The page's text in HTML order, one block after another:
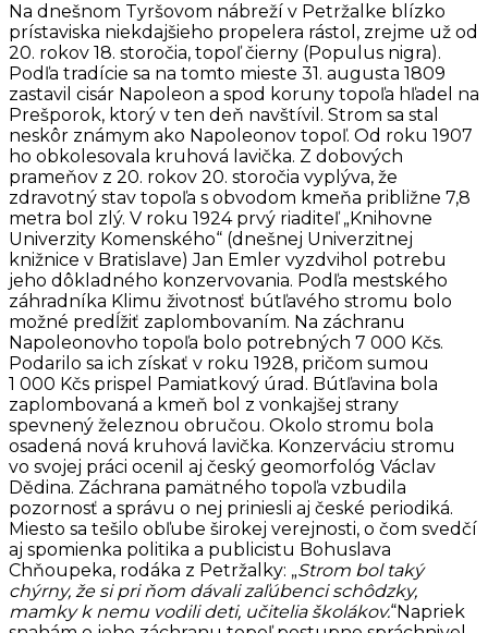
Na dnešnom Tyršovom nábreží v Petržalke blízko
prístaviska niekdajšieho propelera rástol, zrejme už od
20. rokov 18. storočia, topoľ čierny (Populus nigra).
Podľa tradície sa na tomto mieste 31. augusta 1809
zastavil cisár Napoleon a spod koruny topoľa hľadel na
Prešporok, ktorý v ten deň navštívil. Strom sa stal
neskôr známym ako Napoleonov topoľ. Od roku 1907
ho obkolesovala kruhová lavička. Z dobových
prameňov z 20. rokov 20. storočia vyplýva, že
zdravotný stav topoľa s obvodom kmeňa približne 7,8
metra bol zlý. V roku 1924 prvý riaditeľ „Knihovne
Univerzity Komenského“ (dnešnej Univerzitnej
knižnice v Bratislave) Jan Emler vyzdvihol potrebu
jeho dôkladného konzervovania. Podľa mestského
záhradníka Klimu životnosť bútľavého stromu bolo
možné predĺžiť zaplombovaním. Na záchranu
Napoleonovho topoľa bolo potrebných 7 000 Kčs.
Podarilo sa ich získať v roku 1928, pričom sumou
1 000 Kčs prispel Pamiatkový úrad. Bútľavina bola
zaplombovaná a kmeň bol z vonkajšej strany
spevnený železnou obručou. Okolo stromu bola
osadená nová kruhová lavička. Konzerváciu stromu
vo svojej práci ocenil aj český geomorfológ Václav
Dědina. Záchrana pamätného topoľa vzbudila
pozornosť a správu o nej priniesli aj české periodiká.
Miesto sa tešilo obľube širokej verejnosti, o čom svedčí
aj spomienka politika a publicistu Bohuslava
Chňoupeka, rodáka z Petržalky: „Strom bol taký
chýrny, že si pri ňom dávali zaľúbenci schôdzky,
mamky k nemu vodili deti, učitelia školákov.“Napriek